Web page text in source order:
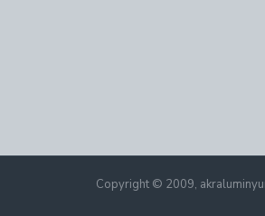
Copyright © 2009,